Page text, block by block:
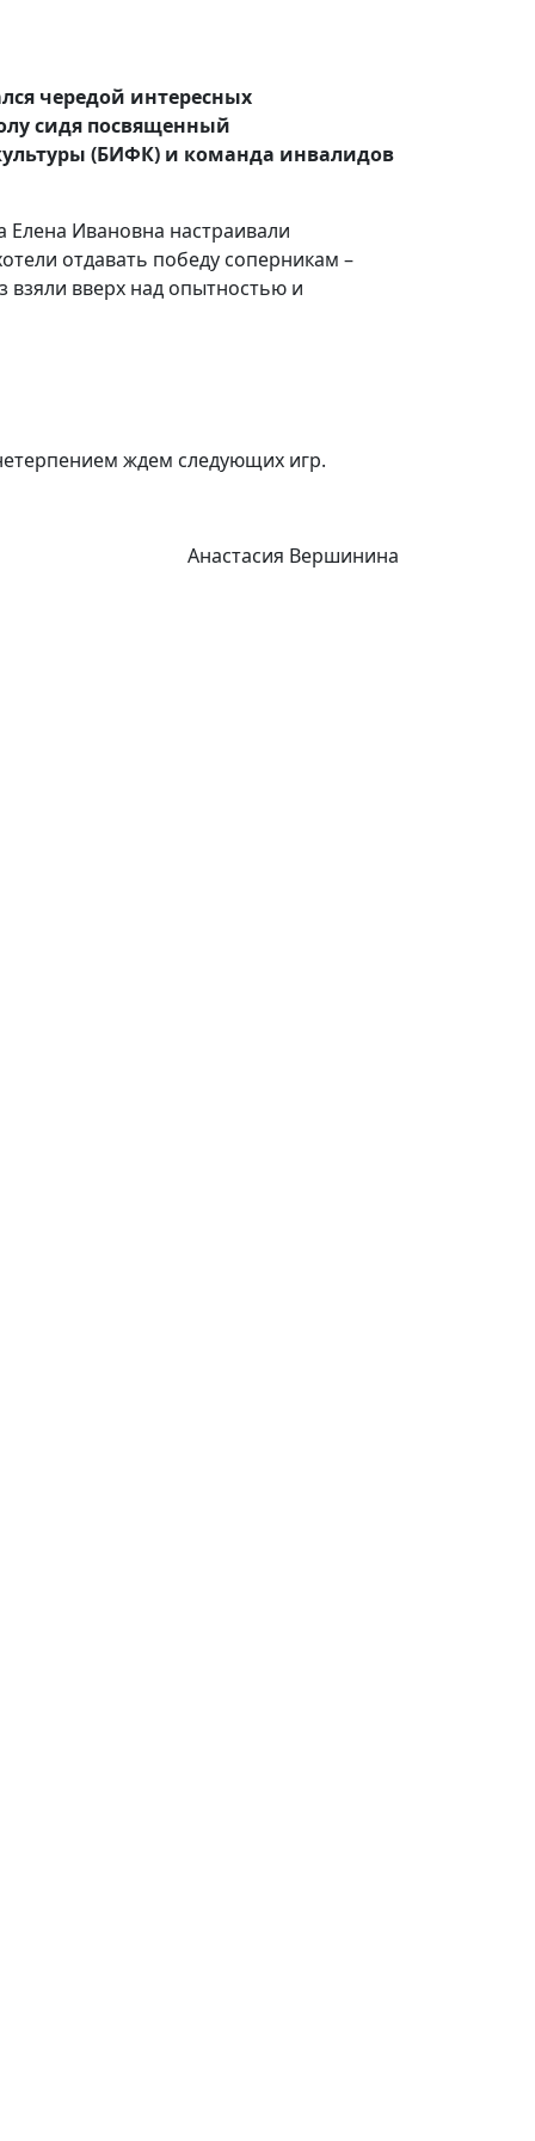
чередой интересных
сидя посвященный
(БИФК) и команда инвалидов
Ивановна настраивали
отдавать победу соперникам –
взяли вверх над опытностью и
ждем следующих игр.
Анастасия Вершинина